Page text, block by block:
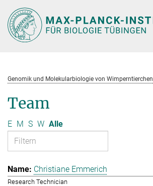
Hauptinhalt
Genomik und Molekularbiologie von Wimperntierchen
Team
E M S W Alle
Christiane Emmerich
Research Technician